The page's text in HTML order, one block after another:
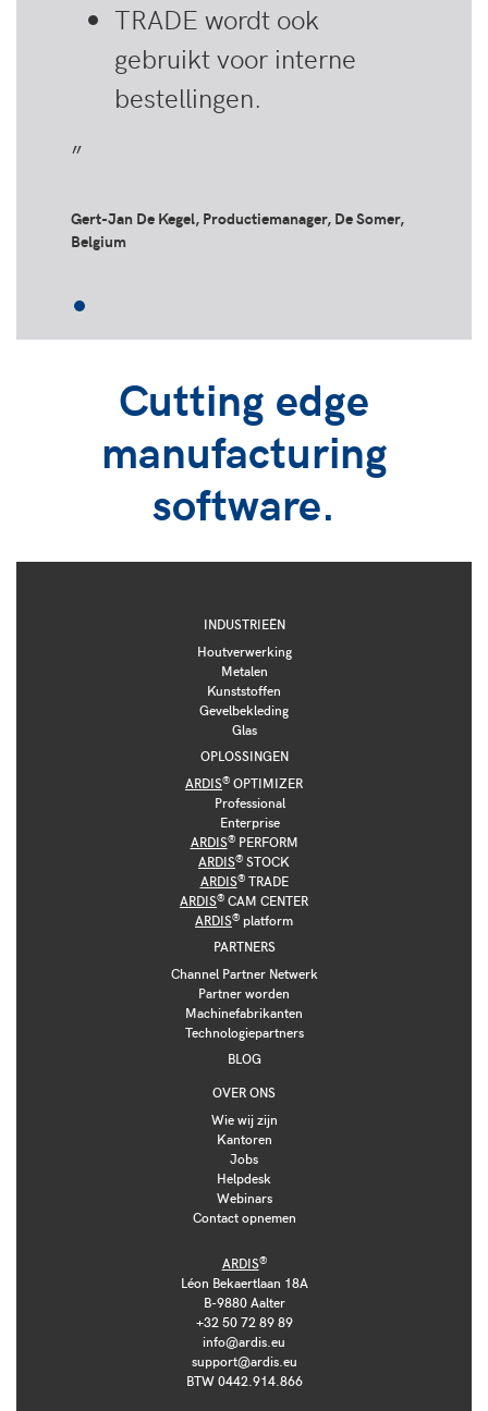
TRADE wordt ook
gebruikt voor interne
bestellingen.
”
Gert-Jan De Kegel, Productiemanager, De Somer,
Belgium
Cutting edge
manufacturing
software.
INDUSTRIEËN
Houtverwerking
Metalen
Kunststoffen
Gevelbekleding
Glas
OPLOSSINGEN
ARDIS® OPTIMIZER
Professional
Enterprise
ARDIS®PERFORM
ARDIS® STOCK
ARDIS®TRADE
ARDIS® CAM CENTER
ARDIS® platform
PARTNERS
Channel Partner Netwerk
Partner worden
Machinefabrikanten
Technologiepartners
BLOG
OVER ONS
Wie wij zijn
Kantoren
Jobs
Helpdesk
Webinars
Contact opnemen
ARDIS®
Léon Bekaertlaan 18A
B-9880 Aalter
+32 50 72 89 89
info@ardis.eu
support@ardis.eu
BTW 0442.914.866